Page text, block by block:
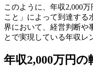
このように、年収2,000
こと」によって到達する
界において、経営判断や
とで実現している年収レ
年収2,000万円の